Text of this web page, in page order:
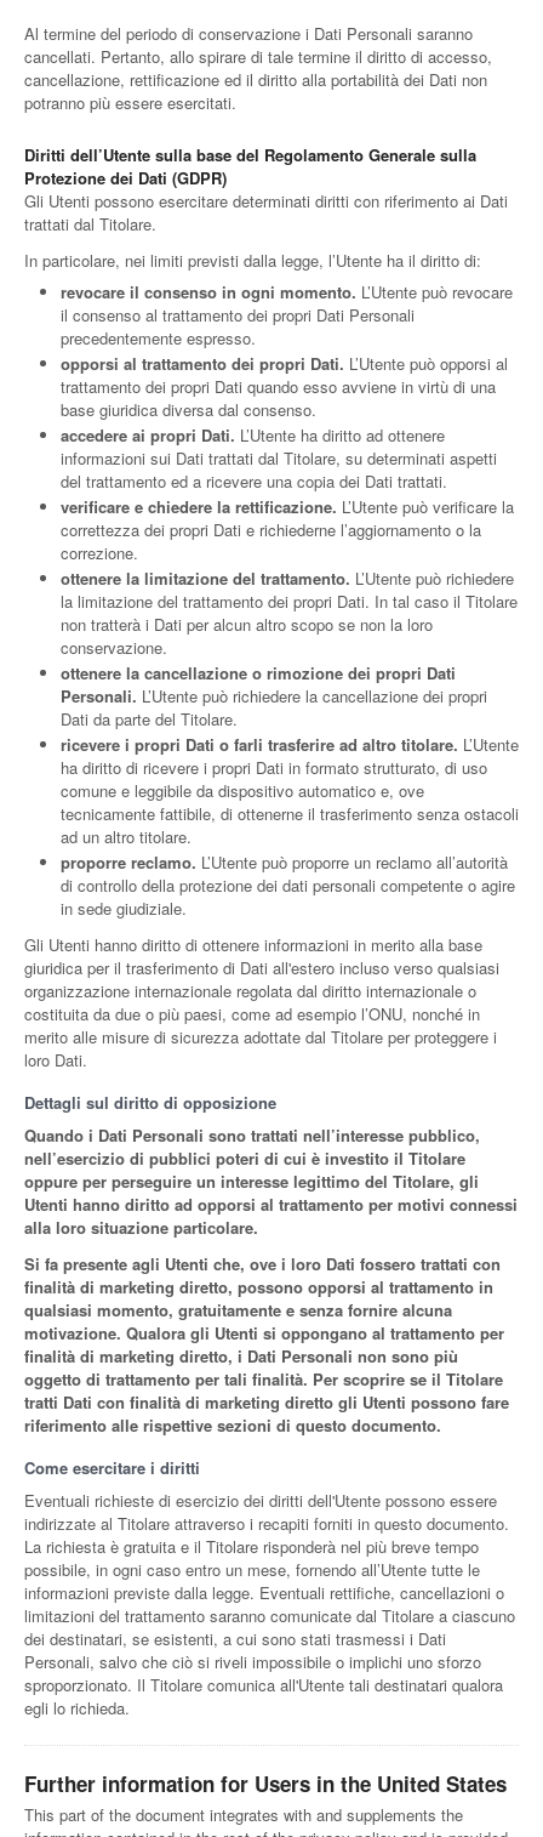
Al termine del periodo di conservazione i Dati Personali saranno
cancellati. Pertanto, allo spirare di tale termine il diritto di accesso,
cancellazione, rettificazione ed il diritto alla portabilità dei Dati non
potranno più essere esercitati.
Diritti dell’Utente sulla base del Regolamento Generale sulla
Protezione dei Dati (GDPR)
Gli Utenti possono esercitare determinati diritti con riferimento ai Dati
trattati dal Titolare.
In particolare, nei limiti previsti dalla legge, l’Utente ha il diritto di:
revocare il consenso in ogni momento. L’Utente può revocare
il consenso al trattamento dei propri Dati Personali
precedentemente espresso.
opporsi al trattamento dei propri Dati. L’Utente può opporsi al
trattamento dei propri Dati quando esso avviene in virtù di una
base giuridica diversa dal consenso.
accedere ai propri Dati. L’Utente ha diritto ad ottenere
informazioni sui Dati trattati dal Titolare, su determinati aspetti
del trattamento ed a ricevere una copia dei Dati trattati.
verificare e chiedere la rettificazione. L’Utente può verificare la
correttezza dei propri Dati e richiederne l’aggiornamento o la
correzione.
ottenere la limitazione del trattamento. L’Utente può richiedere
la limitazione del trattamento dei propri Dati. In tal caso il Titolare
non tratterà i Dati per alcun altro scopo se non la loro
conservazione.
ottenere la cancellazione o rimozione dei propri Dati
Personali. L’Utente può richiedere la cancellazione dei propri
Dati da parte del Titolare.
ricevere i propri Dati o farli trasferire ad altro titolare. L’Utente
ha diritto di ricevere i propri Dati in formato strutturato, di uso
comune e leggibile da dispositivo automatico e, ove
tecnicamente fattibile, di ottenerne il trasferimento senza ostacoli
ad un altro titolare.
proporre reclamo. L’Utente può proporre un reclamo all’autorità
di controllo della protezione dei dati personali competente o agire
in sede giudiziale.
Gli Utenti hanno diritto di ottenere informazioni in merito alla base
giuridica per il trasferimento di Dati all'estero incluso verso qualsiasi
organizzazione internazionale regolata dal diritto internazionale o
costituita da due o più paesi, come ad esempio l’ONU, nonché in
merito alle misure di sicurezza adottate dal Titolare per proteggere i
loro Dati.
Dettagli sul diritto di opposizione
Quando i Dati Personali sono trattati nell’interesse pubblico,
nell’esercizio di pubblici poteri di cui è investito il Titolare
oppure per perseguire un interesse legittimo del Titolare, gli
Utenti hanno diritto ad opporsi al trattamento per motivi connessi
alla loro situazione particolare.
Si fa presente agli Utenti che, ove i loro Dati fossero trattati con
finalità di marketing diretto, possono opporsi al trattamento in
qualsiasi momento, gratuitamente e senza fornire alcuna
motivazione. Qualora gli Utenti si oppongano al trattamento per
finalità di marketing diretto, i Dati Personali non sono più
oggetto di trattamento per tali finalità. Per scoprire se il Titolare
tratti Dati con finalità di marketing diretto gli Utenti possono fare
riferimento alle rispettive sezioni di questo documento.
Come esercitare i diritti
Eventuali richieste di esercizio dei diritti dell'Utente possono essere
indirizzate al Titolare attraverso i recapiti forniti in questo documento.
La richiesta è gratuita e il Titolare risponderà nel più breve tempo
possibile, in ogni caso entro un mese, fornendo all’Utente tutte le
informazioni previste dalla legge. Eventuali rettifiche, cancellazioni o
limitazioni del trattamento saranno comunicate dal Titolare a ciascuno
dei destinatari, se esistenti, a cui sono stati trasmessi i Dati
Personali, salvo che ciò si riveli impossibile o implichi uno sforzo
sproporzionato. Il Titolare comunica all'Utente tali destinatari qualora
egli lo richieda.
Further information for Users in the United States
This part of the document integrates with and supplements the